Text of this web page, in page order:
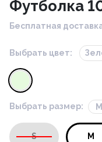
Футболка
Бесплатная
Выбрать цвет:
Выбрать размер: M
S M